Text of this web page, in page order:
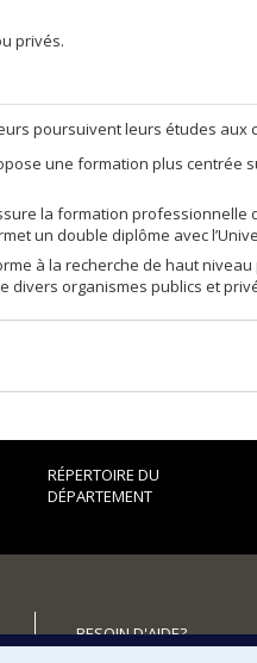
privés.
poursuivent leurs études aux
une formation plus centrée
la formation professionnelle
un double diplôme avec
à la recherche de haut
divers organismes publics et
RÉPERTOIRE DU
DÉPARTEMENT
BESOIN D'AIDE?